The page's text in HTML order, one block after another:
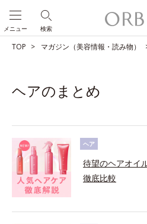
検索
メニュー
TOP マガジン（美容情報・読み物）
ヘアのまとめ
ヘア
待望のヘアオイ
徹底比較